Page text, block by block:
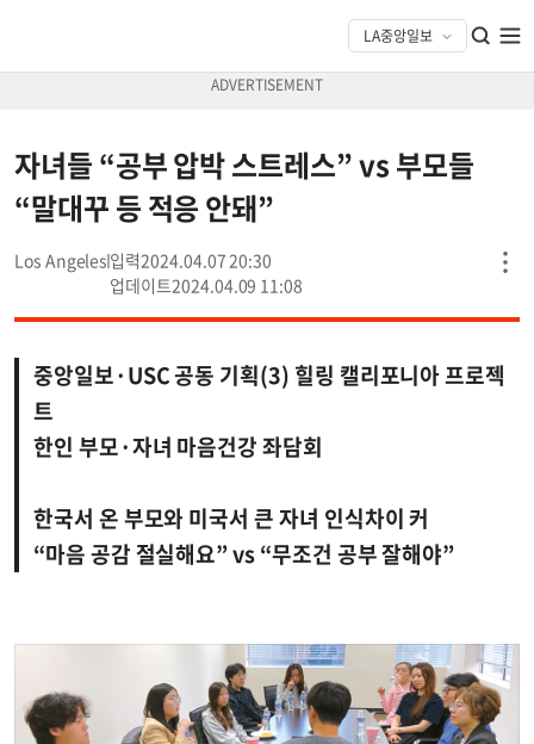
자녀들 “공부 압박 스트레스” vs 부모들
“말대꾸 등 적응 안돼”
Los Angeles
2024.04.07 20:30
2024.04.09 11:08
중앙일보·USC 공동 기획(3) 힐링 캘리포니아 프로젝
트
한인 부모·자녀 마음건강 좌담회
한국서 온 부모와 미국서 큰 자녀 인식차이 커
“마음 공감 절실해요” vs “무조건 공부 잘해야”